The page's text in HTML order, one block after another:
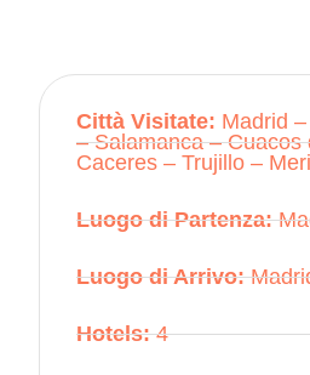
Città Visitate: Madrid
– Salamanca –
Caceres – Trujillo –
Luogo di Partenza:
Luogo di Arrivo:
Hotels:4